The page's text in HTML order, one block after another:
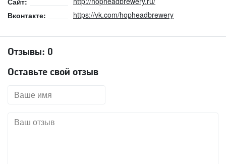
Вконтакте:
https://vk.com/hopheadbrewery
Отзывы: 0
Оставьте свой отзыв